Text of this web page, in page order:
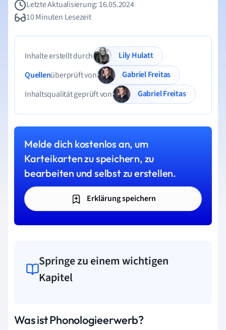
Letzte Aktualisierung: 16.05.2024
10 Minuten Lesezeit
Inhalte erstellt durch
Lily Hulatt
Quellenüberprüft von
Gabriel Freitas
Inhaltsqualität geprüft von
Gabriel Freitas
Melde dich kostenlos an, um
Karteikarten zu speichern, zu
bearbeiten und selbst zu erstellen.
Erklärung speichern
Springe zu einem wichtigen
Kapitel
Was ist Phonologieerwerb?